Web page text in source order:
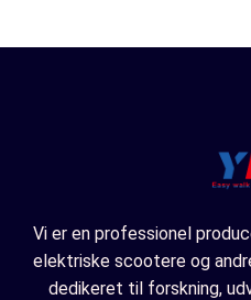
Vi er en professionel
elektriske scootere og
dedikeret til forskning,